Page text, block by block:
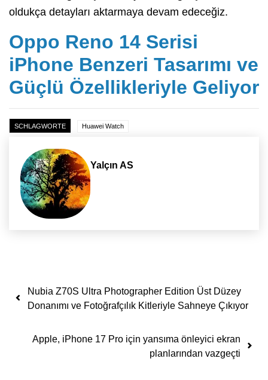
oldukça detayları aktarmaya devam edeceğiz.
Oppo Reno 14 Serisi
iPhone Benzeri Tasarımı ve
Güçlü Özellikleriyle Geliyor
SCHLAGWORTE Huawei Watch
Yalçın AS
Yazı dolaşımı
Nubia Z70S Ultra Photographer Edition Üst Düzey
Donanımı ve Fotoğrafçılık Kitleriyle Sahneye Çıkıyor
Apple, iPhone 17 Pro için yansıma önleyici ekran
planlarından vazgeçti